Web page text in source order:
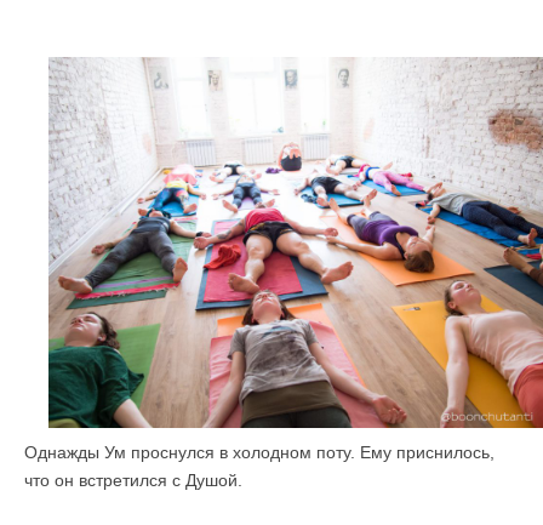
Однажды Ум проснулся в холодном поту. Ему приснилось,
что он встретился с Душой.